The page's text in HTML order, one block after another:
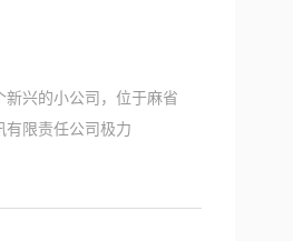
兴的小公司，位于麻省
限责任公司极力